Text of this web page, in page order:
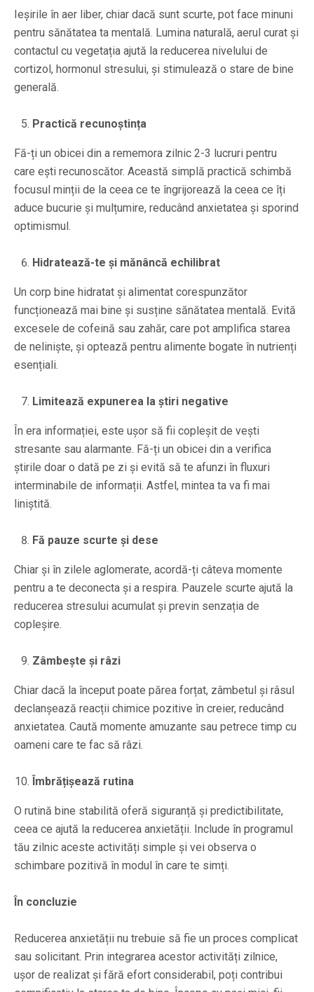
Ieșirile în aer liber, chiar dacă sunt scurte, pot face minuni
pentru sănătatea ta mentală. Lumina naturală, aerul curat și
contactul cu vegetația ajută la reducerea nivelului de
cortizol, hormonul stresului, și stimulează o stare de bine
generală.
Practică recunoștința
Fă-ți un obicei din a rememora zilnic 2-3 lucruri pentru
care ești recunoscător. Această simplă practică schimbă
focusul minții de la ceea ce te îngrijorează la ceea ce îți
aduce bucurie și mulțumire, reducând anxietatea și sporind
optimismul.
Hidratează-te și mănâncă echilibrat
Un corp bine hidratat și alimentat corespunzător
funcționează mai bine și susține sănătatea mentală. Evită
excesele de cofeină sau zahăr, care pot amplifica starea
de neliniște, și optează pentru alimente bogate în nutrienți
esențiali.
Limitează expunerea la știri negative
În era informației, este ușor să fii copleșit de vești
stresante sau alarmante. Fă-ți un obicei din a verifica
știrile doar o dată pe zi și evită să te afunzi în fluxuri
interminabile de informații. Astfel, mintea ta va fi mai
liniștită.
Fă pauze scurte și dese
Chiar și în zilele aglomerate, acordă-ți câteva momente
pentru a te deconecta și a respira. Pauzele scurte ajută la
reducerea stresului acumulat și previn senzația de
copleșire.
Zâmbește și râzi
Chiar dacă la început poate părea forțat, zâmbetul și râsul
declanșează reacții chimice pozitive în creier, reducând
anxietatea. Caută momente amuzante sau petrece timp cu
oameni care te fac să râzi.
Îmbrățișează rutina
O rutină bine stabilită oferă siguranță și predictibilitate,
ceea ce ajută la reducerea anxietății. Include în programul
tău zilnic aceste activități simple și vei observa o
schimbare pozitivă în modul în care te simți.
În concluzie
Reducerea anxietății nu trebuie să fie un proces complicat
sau solicitant. Prin integrarea acestor activități zilnice,
ușor de realizat și fără efort considerabil, poți contribui